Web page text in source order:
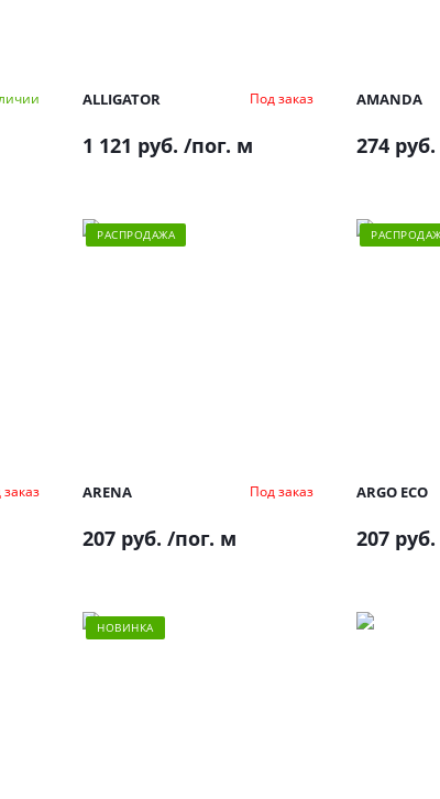
ALLIGATOR Под заказ
1 121 руб. /пог. м
AMANDA
274 руб.
РАСПРОДАЖА
ARENA Под заказ
207 руб. /пог. м
ARGO ECO
207 руб.
НОВИНКА